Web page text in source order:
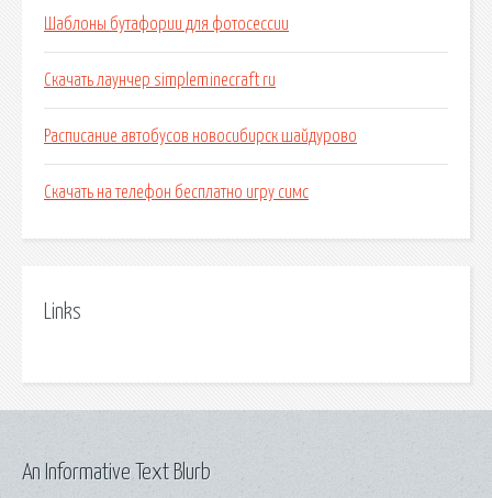
Шаблоны бутафории для фотосессии
Скачать лаунчер simpleminecraft ru
Расписание автобусов новосибирск шайдурово
Скачать на телефон бесплатно игру симс
Links
An Informative Text Blurb